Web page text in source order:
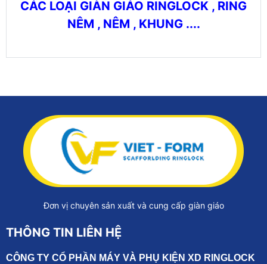
CÁC LOẠI GIÀN GIÁO RINGLOCK , RING
NÊM , NÊM , KHUNG ....
Đơn vị chuyên sản xuất và cung cấp giàn giáo
THÔNG TIN LIÊN HỆ
CÔNG TY CỔ PHẦN MÁY VÀ PHỤ KIỆN XD RINGLOCK